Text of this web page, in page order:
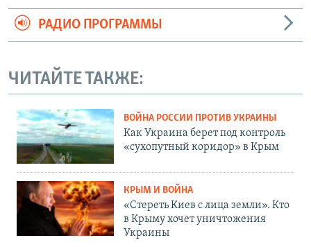
РАДИО ПРОГРАММЫ
ЧИТАЙТЕ ТАКЖЕ:
ВОЙНА РОССИИ ПРОТИВ УКРАИНЫ
Как Украина берет под контроль
«сухопутный коридор» в Крым
КРЫМ И ВОЙНА
«Стереть Киев с лица земли». Кто
в Крыму хочет уничтожения
Украины